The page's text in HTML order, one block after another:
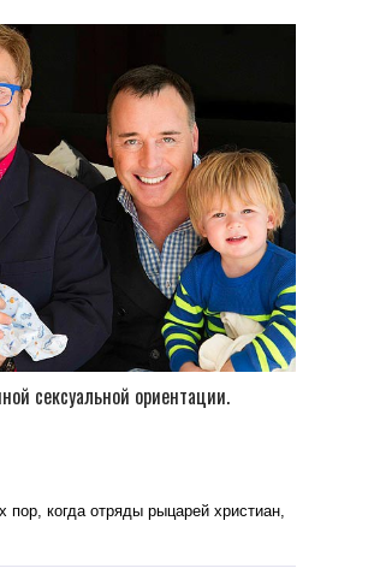
сексуальной ориентации.
пор, когда отряды рыцарей христиан,